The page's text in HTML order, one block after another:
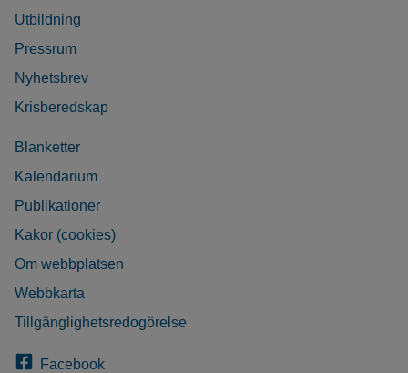
Utbildning
Pressrum
Nyhetsbrev
Krisberedskap
Blanketter
Kalendarium
Publikationer
Kakor (cookies)
Om webbplatsen
Webbkarta
Tillgänglighetsredogörelse
Facebook